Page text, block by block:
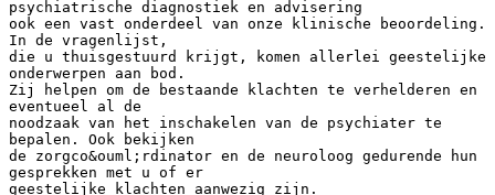
psychiatrische diagnostiek en advisering
ook een vast onderdeel van onze klinische beoordeling.
In de vragenlijst,
die u thuisgestuurd krijgt, komen allerlei geestelijke
onderwerpen aan bod.
Zij helpen om de bestaande klachten te verhelderen en
eventueel al de
noodzaak van het inschakelen van de psychiater te
bepalen. Ook bekijken
de zorgco&ouml;rdinator en de neuroloog gedurende hun
gesprekken met u of er
geestelijke klachten aanwezig zijn.